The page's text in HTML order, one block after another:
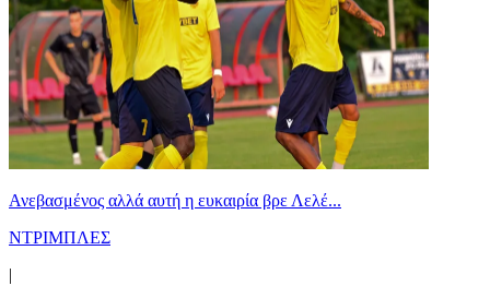
Ανεβασμένος αλλά αυτή η ευκαιρία βρε Λελέ...
ΝΤΡΙΜΠΛΕΣ
|